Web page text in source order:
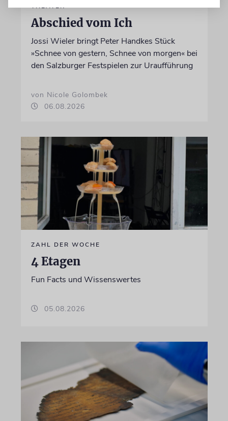
THEATER
Abschied vom Ich
Jossi Wieler bringt Peter Handkes Stück
»Schnee von gestern, Schnee von morgen« bei
den Salzburger Festspielen zur Uraufführung
von Nicole Golombek
06.08.2026
ZAHL DER WOCHE
4 Etagen
Fun Facts und Wissenswertes
05.08.2026